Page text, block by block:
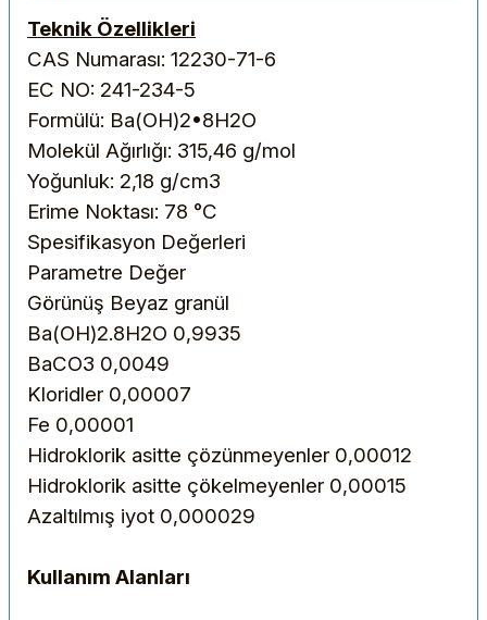
Teknik Özellikleri
CAS Numarası: 12230-71-6
EC NO: 241-234-5
Formülü: Ba(OH)2•8H2O
Molekül Ağırlığı: 315,46 g/mol
Yoğunluk: 2,18 g/cm3
Erime Noktası: 78 °C
Spesifikasyon Değerleri
Parametre Değer
Görünüş Beyaz granül
Ba(OH)2.8H2O 0,9935
BaCO3 0,0049
Kloridler 0,00007
Fe 0,00001
Hidroklorik asitte çözünmeyenler 0,00012
Hidroklorik asitte çökelmeyenler 0,00015
Azaltılmış iyot 0,000029
Kullanım Alanları